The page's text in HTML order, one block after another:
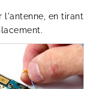
l'antenne, en tirant